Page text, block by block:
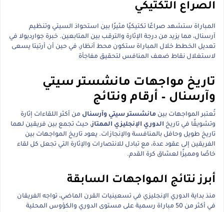
الصراع التكتيكي
المباراة ستشهد صراعًا تكتيكيًا مثيرًا بين استحواذ السيتي وتنظيم
آرسنال، مما يزيد من درجة الإثارة والترقب بين المتابعين. خبرة جوارديولا في
تعديل الخطط خلال المباراة ستكون محط أنظار، في حين أن أرتيتا يسعى
لاستغلال نقاط ضعف المنافس لتحقيق مفاجأة
تاريخ مواجهات مانشستر سيتي
وآرسنال – أرقام ونتائج
تُعتبر المواجهات بين مانشستر سيتي وآرسنال من أكثر اللقاءات إثارة
وتشويقًا في تاريخ الدوري الإنجليزي الممتاز، حيث تجمع بين فريقين لهما
تاريخ طويل وحافل بالمنافسة والإنجازات. يعود تاريخ المواجهات بين
الفريقين إلى عقود عدة، مع تبادل للانتصارات والإثارة التي تجعل كل لقاء
خاصًا ومميزًا لعشاق كرة القدم.
أبرز نتائج المواجهات السابقة
منذ بداية الدوري الإنجليزي في تسعينيات القرن الماضي، تواجه الفريقان
في أكثر من 50 مباراة رسمية على مستوى الدوري والكؤوس المحلية